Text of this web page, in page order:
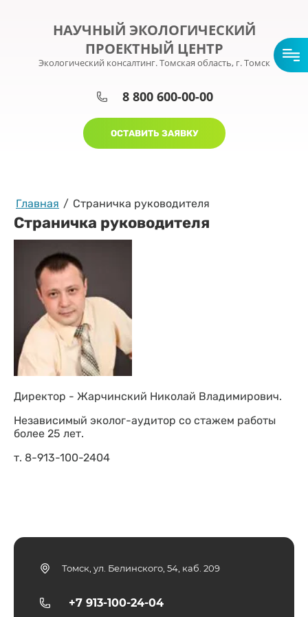
НАУЧНЫЙ ЭКОЛОГИЧЕСКИЙ
ПРОЕКТНЫЙ ЦЕНТР
Экологический консалтинг. Томская область, г. Томск
8 800 600-00-00
ОСТАВИТЬ ЗАЯВКУ
Главная / Страничка руководителя
Страничка руководителя
Директор - Жарчинский Николай Владимирович.
Независимый эколог-аудитор со стажем работы
более 25 лет.
т. 8-913-100-2404
Томск, ул. Белинского, 54, каб. 209
+7 913-100-24-04